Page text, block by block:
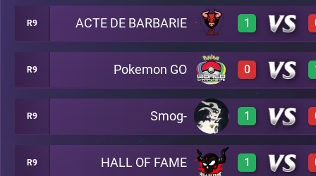
A5
R9 ACTE DE BARBARIE 1
3 A5
R9 Pokemon GO 0
0 A5
R9 Smog- 1
3 A5
R9 HALL OF FAME 1